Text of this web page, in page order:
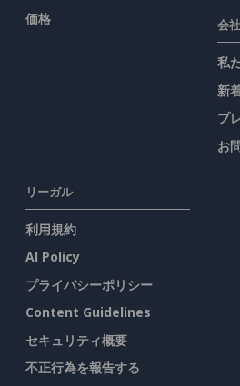
価格
会
私
新
プ
お
リーガル
利用規約
AI Policy
プライバシーポリシー
Content Guidelines
セキュリティ概要
不正行為を報告する